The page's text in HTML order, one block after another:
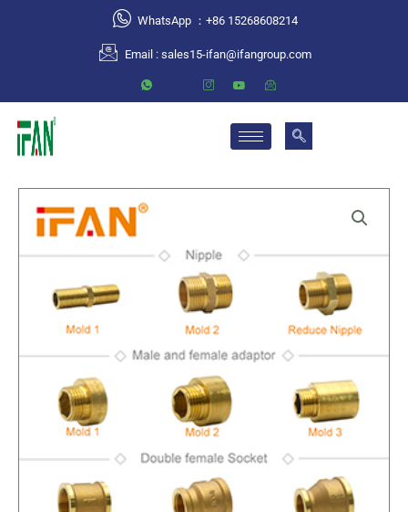
WhatsApp ：+86 15268608214
Email : sales15-ifan@ifangroup.com